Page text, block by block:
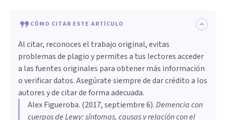
CÓMO CITAR ESTE ARTÍCULO
Al citar, reconoces el trabajo original, evitas
problemas de plagio y permites a tus lectores acceder
a las fuentes originales para obtener más información
o verificar datos. Asegúrate siempre de dar crédito a los
autores y de citar de forma adecuada.
Alex Figueroba. (2017, septiembre 6).Demencia con
cuerpos de Lewy: síntomas, causas y relación con el